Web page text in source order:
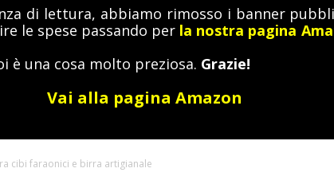
MediterraneoAntico
di lettura, abbiamo rimosso i banner
le spese passando per la nostra pagina
è una cosa molto preziosa. Grazie!
Vai alla pagina Amazon
cibi faraonici e birra artigianale